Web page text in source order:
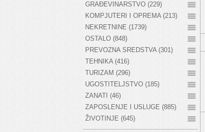
GRAĐEVINARSTVO (229)
KOMPJUTERI I OPREMA (213)
NEKRETNINE (1739)
OSTALO (848)
PREVOZNA SREDSTVA (301)
TEHNIKA (416)
TURIZAM (296)
UGOSTITELJSTVO (185)
ZANATI (46)
ZAPOSLENJE I USLUGE (885)
ŽIVOTINJE (645)